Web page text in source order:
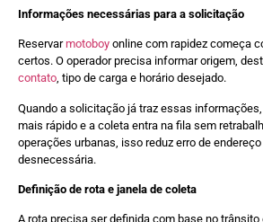
Informações necessárias para a solicitação
Reservarmotoboy online com rapidez começa
certos. O operador precisa informar origem,
contato, tipo de carga e horário desejado.
Quando a solicitação já traz essas
mais rápido e a coleta entra na fila sem
operações urbanas, isso reduz erro de
desnecessária.
Definição de rota e janela de coleta
A rota precisa ser definida com base no trânsito